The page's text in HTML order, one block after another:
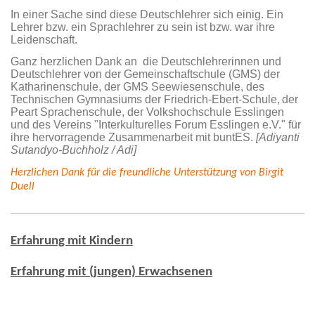
In einer Sache sind diese Deutschlehrer sich einig. Ein
Lehrer bzw. ein Sprachlehrer zu sein ist bzw. war ihre
Leidenschaft.
Ganz herzlichen Dank an die Deutschlehrerinnen und
Deutschlehrer von der Gemeinschaftschule (GMS) der
Katharinenschule, der GMS Seewiesenschule, des
Technischen Gymnasiums der Friedrich-Ebert-Schule, der
Peart Sprachenschule, der Volkshochschule Esslingen
und des Vereins "Interkulturelles Forum Esslingen e.V." für
ihre hervorragende Zusammenarbeit mit buntES. [Adiyanti
Sutandyo-Buchholz / Adi]
Herzlichen Dank für die freundliche Unterstützung von Birgit
Duell
Erfahrung mit Kindern
Erfahrung mit (jungen) Erwachsenen